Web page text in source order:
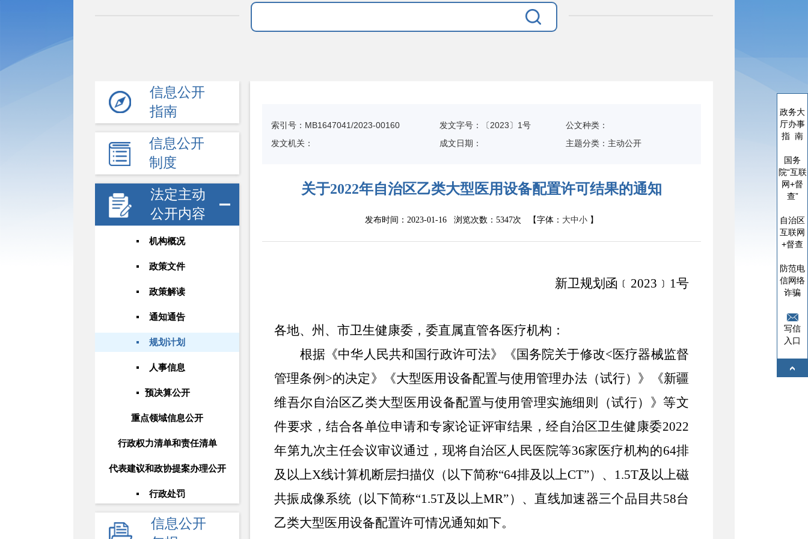
信息公开
指南
信息公开
制度
法定主动
公开内容
机构概况
政策文件
政策解读
通知通告
规划计划
人事信息
预决算公开
重点领域信息公开
行政权力清单和责任清单
代表建议和政协提案办理公开
行政处罚
信息公开
索引号：MB1647041/2023-00160 发文字号：〔2023〕1号
公文种类：
发文机关：
成文日期： 主题分类：主动公开
关于2022年自治区乙类大型医用设备配置许可结果的通知
发布时间：2023-01-16 浏览次数： 5347次 【字体： 大中小 】
新卫规划函 ﹝2023 ﹞1号
各地、州、市卫生健康委，委直属直管各医疗机构：
根据《中华人民共和国行政许可法》《国务院关于修改<医疗器械监督
管理条例 >的决定》《大型医用设备配置与使用管理办法（试行）》《新疆
维吾尔自治区乙类大型医用设备配置与使用管理实施细则（试行）》等文
件要求，结合各单位申请和专家论证评审结果，经自治区卫生健康委2022
年第九次主任会议审议通过，现将自治区人民医院等36家医疗机构的64排
及以上X线计算机断层扫描仪（以下简称“64排及以上CT”）、 1.5T及以上磁
共振成像系统（以下简称“1.5T及以上MR”）、直线加速器三个品目共58台
乙类大型医用设备配置许可情况通知如下。
政务大
厅办事
指 南
国务
院“互联
网+督
查”
自治区
互联网
+督查
防范电
信网络
诈骗
写信
入口